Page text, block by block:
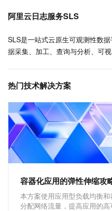
日志服务安装、运行、升级、卸载
阿里云日志服务SLS
SLS是一站式云原生可观测性数
据采集、加工、查询与分析、可
热门技术解决方案
容器化应用的弹性伸缩攻
本方案使用应用型负载均衡
分配网络流量，提高应用的